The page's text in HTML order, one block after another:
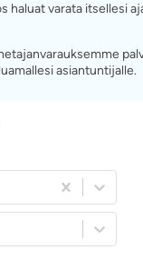
haluat varata itsellesi
asiantuntijalle.